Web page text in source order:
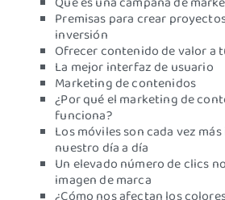
Premisas para crear
inversión
Ofrecer contenido de valor a
La mejor interfaz de usuario
Marketing de contenidos
¿Por qué el marketing de
funciona?
Los móviles son cada vez
nuestro día a día
Un elevado número de clics
imagen de marca